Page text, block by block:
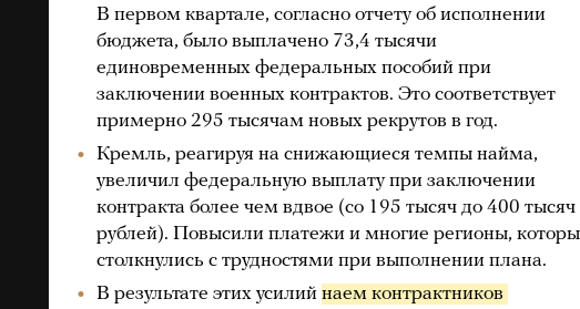
В первом квартале, согласно отчету об исполнении
бюджета, было выплачено 73,4 тысячи
единовременных федеральных пособий при
заключении военных контрактов. Это соответствует
примерно 295 тысячам новых рекрутов в год.
Кремль, реагируя на снижающиеся темпы найма,
увеличил федеральную выплату при заключении
контракта более чем вдвое (со 195 тысяч до 400 тысяч
рублей). Повысили платежи и многие регионы,
столкнулись с трудностями при выполнении плана.
В результате этих усилий